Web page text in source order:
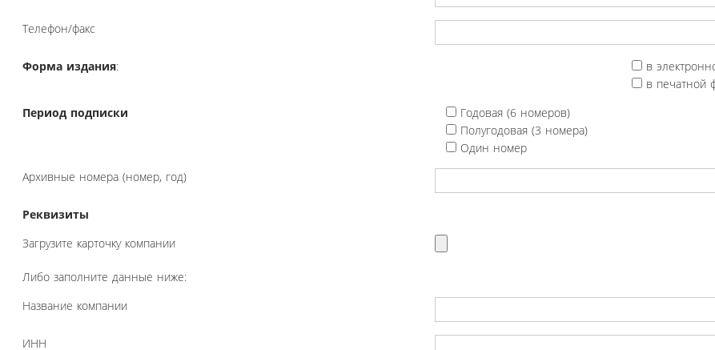
Телефон/факс
Форма издания:
в
в печатной
Период подписки
Годовая (6 номеров)
Полугодовая (3 номера)
Один номер
Архивные номера (номер, год)
Реквизиты
Загрузите карточку компании
Либо заполните данные ниже:
Название компании
ИНН